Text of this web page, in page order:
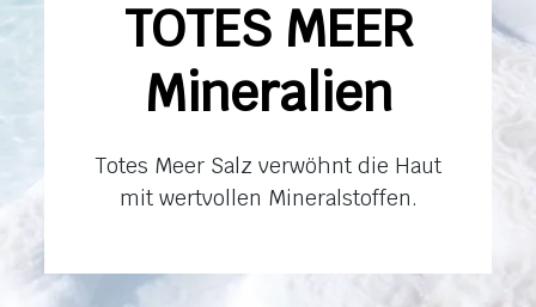
TOTES MEER
Mineralien
Totes Meer Salz verwöhnt die Haut
mit wertvollen Mineralstoffen.